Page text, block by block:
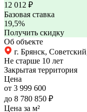
12 012 ₽
Базовая ставка
19,5%
Получить скидку
Об объекте
г. Брянск,
Не старше 10 лет
Закрытая территория
Цена
от 3 999 600
до 8 780 850 ₽
Цена за м²